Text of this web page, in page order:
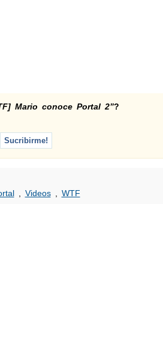
Mario conoce Portal 2”?
, Videos, WTF